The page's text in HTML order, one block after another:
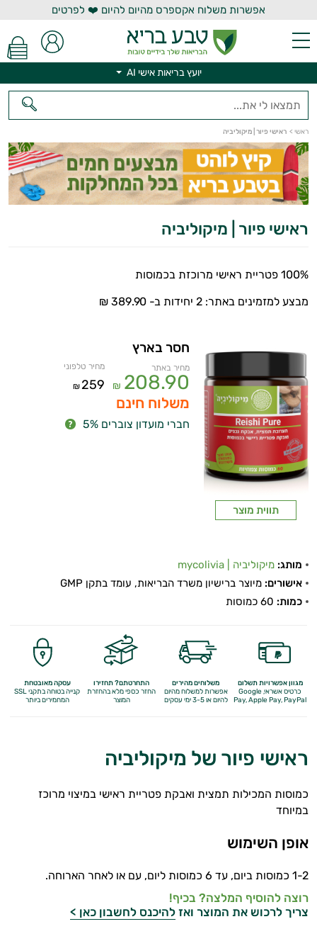
אפשרות משלוח אקספרס מהיום להיום ❤️ לפרטים
יועץ בריאות אישי AI
ראשי > ראישי פיור | מיקוליביה
ראישי פיור | מיקוליביה
100% פטריית ראישי מרוכזת בכמוסות
מבצע למזמינים באתר: 2 יחידות ב- 389.90 ₪
תווית מוצר
חסר בארץ
מחיר באתר
208.90
₪
מחיר טלפוני
259
₪
משלוח חינם
חברי מועדון צוברים 5%
מותג: מיקוליביה | mycolivia
אישורים: מיוצר ברישיון משרד הבריאות, עומד בתקן GMP
כמות:
מגוון אפשרויות תשלום
כרטיס אשראי, Google
Pay,Apple Pay, PayPal
משלוחים מהירים
אפשרות למשלוח מהיום
להיום או 3-5 ימי עסקים
התחרטתם? תחזירו
החזר כספי מלאבהחזרת
המוצר
עסקה מאובטחת
קנייה בטוחה בתקני SSL
המחמירים ביותר
ראישי פיור של מיקוליביה
כמוסות המכילות תמצית ואבקת פטריית ראישי במיצוי מרוכז
במיוחד
אופן השימוש
1-2 כמוסות ביום, עד 6 כמוסות ליום, עם או לאחר הארוחה.
רוצה להוסיף המלצה? בכיף!
צריך לרכוש את המוצר ואז להיכנס לחשבון כאן >
יועץ בריאות אישי AI